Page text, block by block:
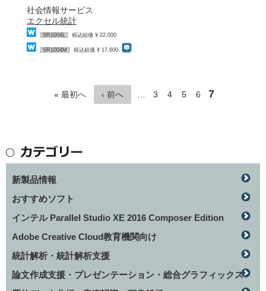
社会情報サービス
エクセル統計
SR1004L 税込組価 ¥ 22,000
SR1004M 税込組価 ¥ 17,600
« 最初へ ‹ 前へ 3 4 5 6 7
新製品情報
おすすめソフト
インテル Parallel Studio XE 2016 Composer Edition
Adobe Creative Cloud教育機関向け
統計解析・統計解析支援
論文作成支援・プレゼンテーション・総合グラフィックス